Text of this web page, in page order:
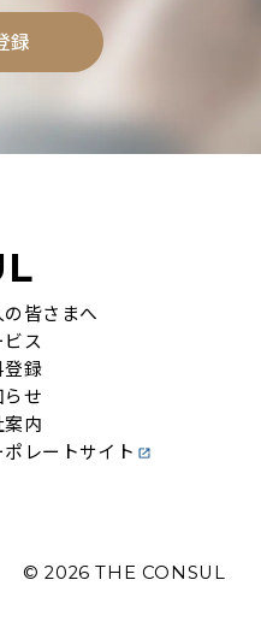
録
の皆さまへ
ビス
登録
らせ
案内
ポレートサイト
© 2026THE CONSUL